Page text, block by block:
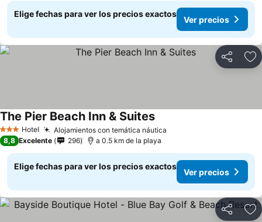
Elige fechas para ver los precios exactos
Ver precios
Compartir
3 Estrellas
Hotel Alojamientos con temática náutica
The Pier Beach Inn & SuitesVer precios
8,8 Excelente 296 a 0.5 km de la playa
Elige fechas para ver los precios exactos
Ver precios
Compartir